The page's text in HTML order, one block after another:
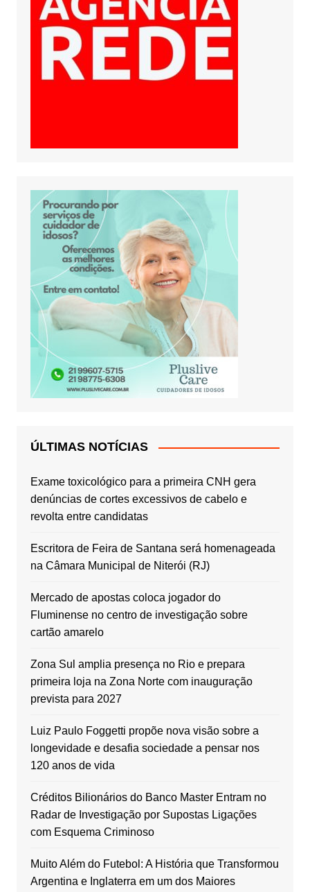
ÚLTIMAS NOTÍCIAS
Exame toxicológico para a primeira CNH gera
denúncias de cortes excessivos de cabelo e
revolta entre candidatas
Escritora de Feira de Santana será homenageada
na Câmara Municipal de Niterói (RJ)
Mercado de apostas coloca jogador do
Fluminense no centro de investigação sobre
cartão amarelo
Zona Sul amplia presença no Rio e prepara
primeira loja na Zona Norte com inauguração
prevista para 2027
Luiz Paulo Foggetti propõe nova visão sobre a
longevidade e desafia sociedade a pensar nos
120 anos de vida
Créditos Bilionários do Banco Master Entram no
Radar de Investigação por Supostas Ligações
com Esquema Criminoso
Muito Além do Futebol: A História que Transformou
Argentina e Inglaterra em um dos Maiores